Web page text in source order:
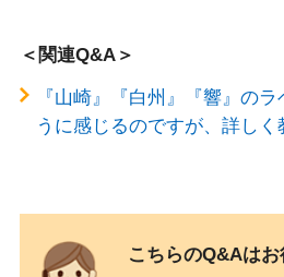
＜関連Q&A＞
『山崎』『白州』『響』の
うに感じるのですが、詳しく
こちらのQ&Aは